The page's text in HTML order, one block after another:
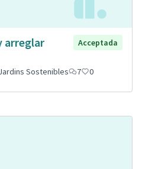
arreglar
Acceptada
Sostenibles 7 0